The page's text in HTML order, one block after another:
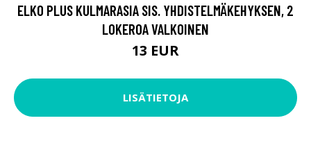
ELKO PLUS KULMARASIA SIS. YHDISTELMÄKEHYKSEN, 2
LOKEROA VALKOINEN
13 EUR
LISÄTIETOJA